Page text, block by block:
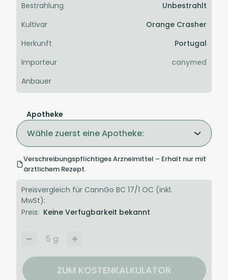
Bestrahlung
Unbestrahlt
Kultivar
Orange Crasher
Herkunft
Portugal
Importeur
canymed
Anbauer
Apotheke
Wähle zuerst eine Apotheke:
Verschreibungspflichtiges Arzneimittel – Erhalt nur mit
ärztlichem Rezept.
Preisvergleich für CannGo BC 17/1 OC (inkl.
MwSt):
Preis: Keine Verfugbarkeit bekannt
5 g
ZUM KOSTENKALKULATOR